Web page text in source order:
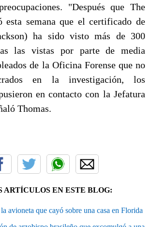
"Después que The
esta semana que el certificado de
ha sido visto más de 300
las vistas por parte de media
de la Oficina Forense que no
en la investigación, los
en contacto con la Jefatura
Thomas.
ARTÍCULOS EN ESTE BLOG:
avioneta que cayó sobre una casa en Florida